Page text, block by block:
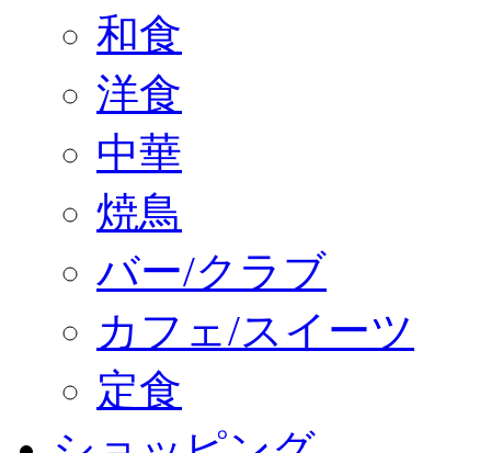
和食
洋食
中華
焼鳥
バー/クラブ
カフェ/スイーツ
定食